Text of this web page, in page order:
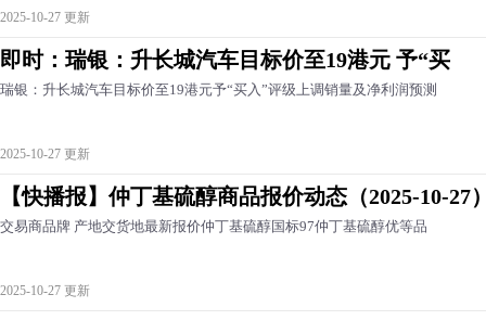
2025-10-27 更新
即时：瑞银：升长城汽车目标价至19港元 予“买
瑞银：升长城汽车目标价至19港元予“买入”评级上调销量及净利润预测
2025-10-27 更新
【快播报】仲丁基硫醇商品报价动态（2025-10-27
交易商品牌 产地交货地最新报价仲丁基硫醇国标97仲丁基硫醇优等品
2025-10-27 更新